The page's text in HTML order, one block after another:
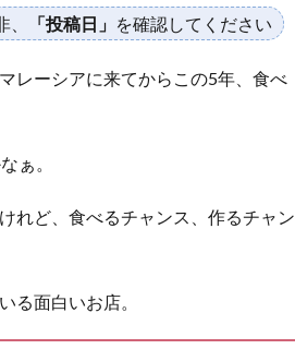
「投稿日」 を確認してください
レーシアに来てからこの5年、食べ
ぁ。
れど、食べるチャンス、作るチャン
る面白いお店。